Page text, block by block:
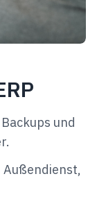
und
Außendienst,